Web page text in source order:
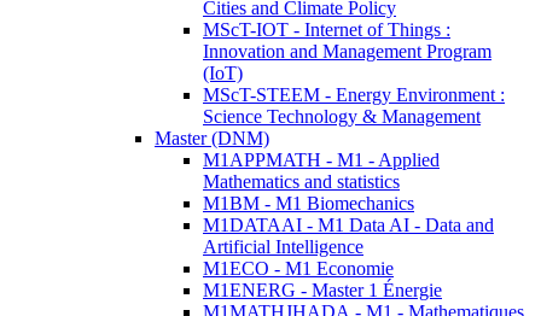
Cities and Climate Policy
MScT-IOT - Internet of Things :
Innovation and Management Program
(IoT)
MScT-STEEM - Energy Environment :
Science Technology & Management
Master (DNM)
M1APPMATH - M1 - Applied
Mathematics and statistics
M1BM - M1 Biomechanics
M1DATAAI - M1 Data AI - Data and
Artificial Intelligence
M1ECO - M1 Economie
M1ENERG - Master 1 Énergie
M1MATHJHADA - M1 - Mathematiques